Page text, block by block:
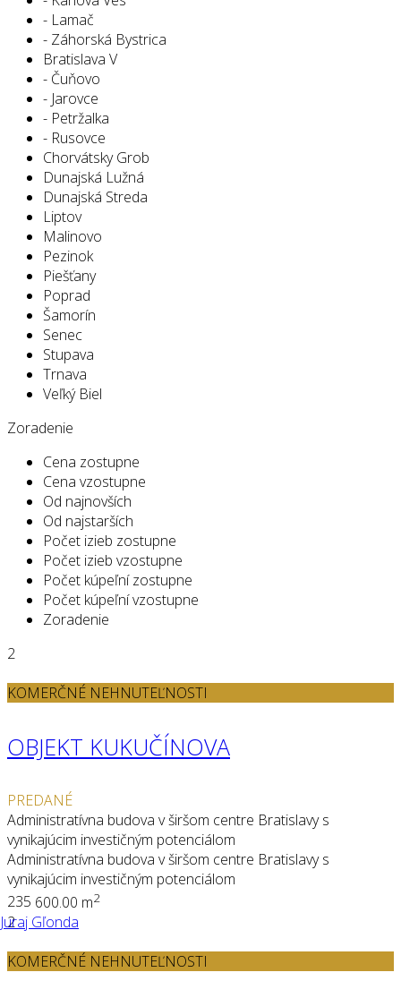
- Lamač
- Záhorská Bystrica
Bratislava V
- Čuňovo
- Jarovce
- Petržalka
- Rusovce
Chorvátsky Grob
Dunajská Lužná
Dunajská Streda
Liptov
Malinovo
Pezinok
Piešťany
Poprad
Šamorín
Senec
Stupava
Trnava
Veľký Biel
Zoradenie
Cena zostupne
Cena vzostupne
Od najnovších
Od najstarších
Počet izieb zostupne
Počet izieb vzostupne
Počet kúpeľní zostupne
Počet kúpeľní vzostupne
Zoradenie
2
KOMERČNÉ NEHNUTEĽNOSTI
OBJEKT KUKUČÍNOVA
PREDANÉ
Administratívna budova v širšom centre Bratislavy s
vynikajúcim investičným potenciálom
Administratívna budova v širšom centre Bratislavy s
vynikajúcim investičným potenciálom
235 600.00 m2
Juraj Gľonda
2
KOMERČNÉ NEHNUTEĽNOSTI